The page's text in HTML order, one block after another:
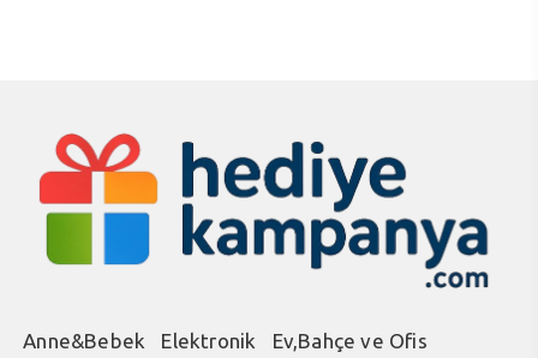
Anne&Bebek Elektronik
Ev,Bahçe ve Ofis